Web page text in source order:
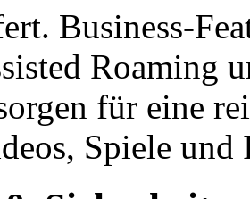
Business-
Roaming
für eine
Spiele und